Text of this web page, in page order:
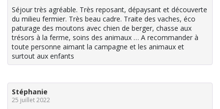
Séjour très agréable. Très reposant, dépaysant et découverte
du milieu fermier. Très beau cadre. Traite des vaches, éco
paturage des moutons avec chien de berger, chasse aux
trésors à la ferme, soins des animaux … A recommander à
toute personne aimant la campagne et les animaux et
surtout aux enfants
Stéphanie
25 juillet 2022